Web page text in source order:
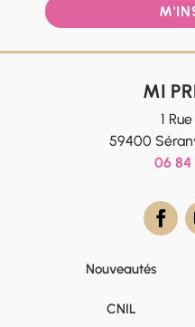
MI
1
59400
06 84
Nouveautés
CNIL